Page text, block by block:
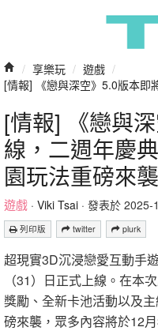
/ 享樂玩 / 遊戲 /
[情報] 《戀與深空》5.0版本即
[情報] 《戀與
線，二週年慶
園玩法重磅來襲
遊戲 · Viki Tsai · 發表於 2025-
列印版 twitter plurk
超現實3D沉浸戀愛互動手
（31）日正式上線。在本
獎勵、全新卡池活動以及
磅來襲，眾多內容將於12